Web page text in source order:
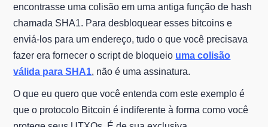
encontrasse uma colisão em uma antiga função de hash
chamada SHA1. Para desbloquear esses bitcoins e
enviá-los para um endereço, tudo o que você precisava
fazer era fornecer o script de bloqueio uma colisão
válida para SHA1, não é uma assinatura.
O que eu quero que você entenda com este exemplo é
que o protocolo Bitcoin é indiferente à forma como você